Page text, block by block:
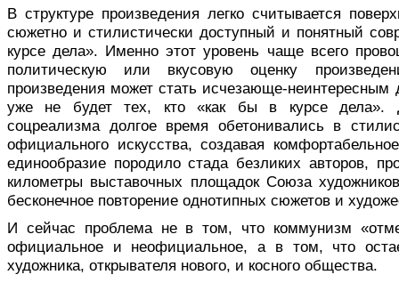
В структуре произведения легко считывается
сюжетно и стилистически доступный и понятный
курсе дела». Именно этот уровень чаще всего
политическую или вкусовую оценку
произведения может стать исчезающе-неинтересным
уже не будет тех, кто «как бы в курсе дела».
соцреализма долгое время обетонивались в
официального искусства, создавая
единообразие породило стада безликих авторов,
километры выставочных площадок Союза
бесконечное повторение однотипных сюжетов и
И сейчас проблема не в том, что коммунизм
официальное и неофициальное, а в том, что
художника, открывателя нового, и косного общества.